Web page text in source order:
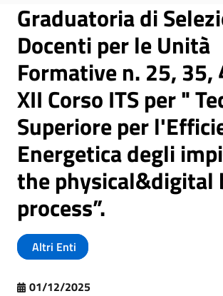
Graduatoria di
Docenti per le Unità
Formative n. 25, 35,
XII Corso ITS per "
Superiore per
Energetica degli
the physical&digital
process”.
Altri Enti
01/12/2025